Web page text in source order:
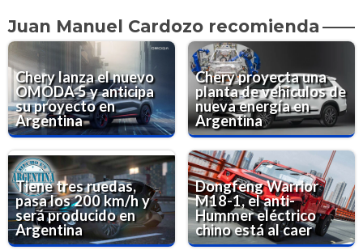
Juan Manuel Cardozo recomienda
Chery lanza el nuevo
OMODA 5 y anticipa
su proyecto en
Argentina
Chery proyecta una
planta de vehículos de
nueva energía en
Argentina
Tiene tres ruedas,
pasa los 200 km/h y
será producido en
Argentina
Dongfeng Warrior
M18-1, el anti-
Hummer eléctrico
chino está al caer